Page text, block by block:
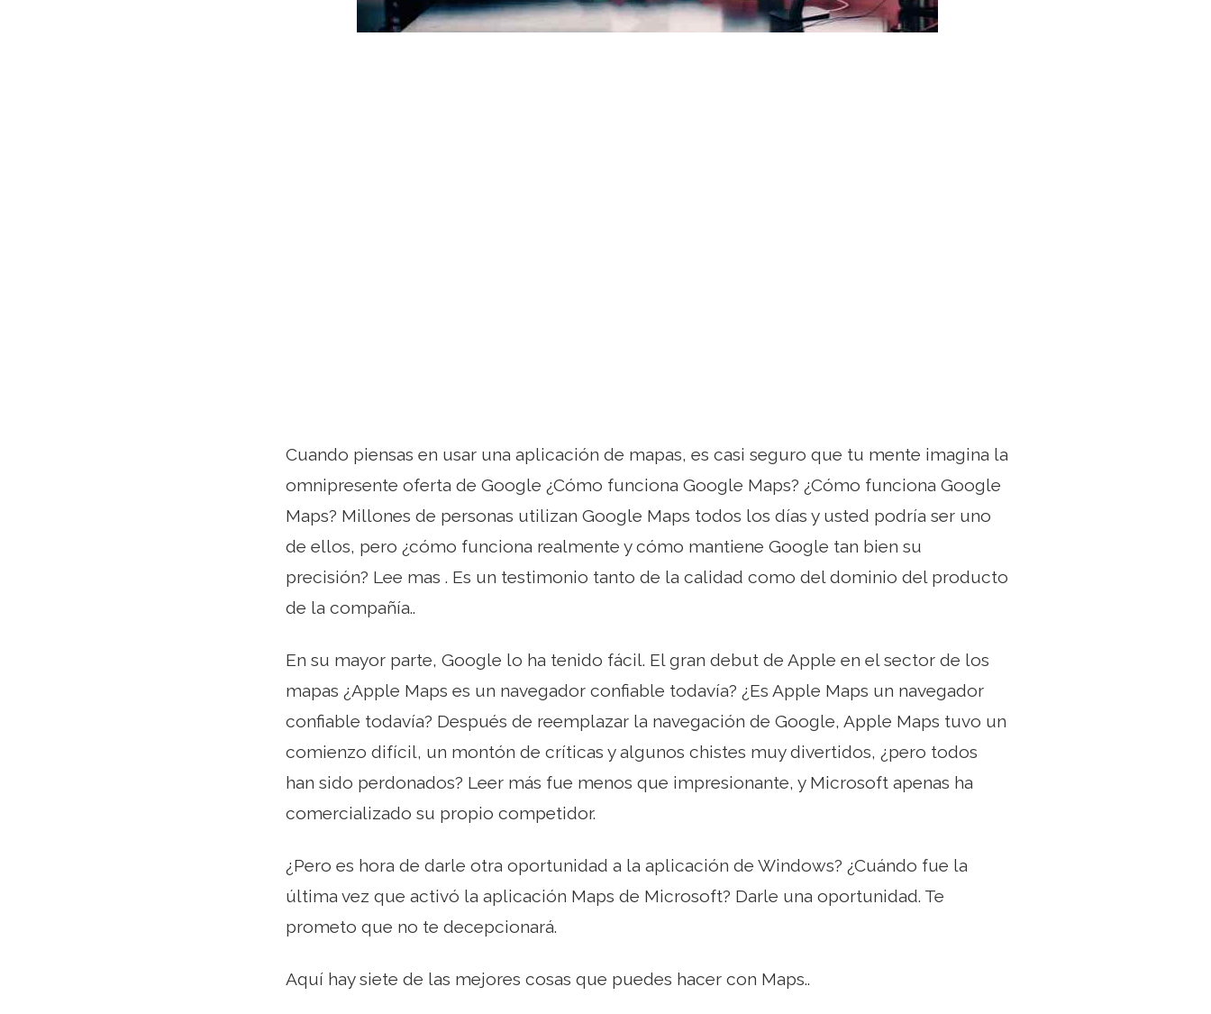
Cuando piensas en usar una aplicación de mapas, es casi seguro que tu mente imagina la
omnipresente oferta de Google ¿Cómo funciona Google Maps? ¿Cómo funciona Google
Maps? Millones de personas utilizan Google Maps todos los días y usted podría ser uno
de ellos, pero ¿cómo funciona realmente y cómo mantiene Google tan bien su
precisión? Lee mas . Es un testimonio tanto de la calidad como del dominio del producto
de la compañía..
En su mayor parte, Google lo ha tenido fácil. El gran debut de Apple en el sector de los
mapas ¿Apple Maps es un navegador confiable todavía? ¿Es Apple Maps un navegador
confiable todavía? Después de reemplazar la navegación de Google, Apple Maps tuvo un
comienzo difícil, un montón de críticas y algunos chistes muy divertidos, ¿pero todos
han sido perdonados? Leer más fue menos que impresionante, y Microsoft apenas ha
comercializado su propio competidor.
¿Pero es hora de darle otra oportunidad a la aplicación de Windows? ¿Cuándo fue la
última vez que activó la aplicación Maps de Microsoft? Darle una oportunidad. Te
prometo que no te decepcionará.
Aquí hay siete de las mejores cosas que puedes hacer con Maps..